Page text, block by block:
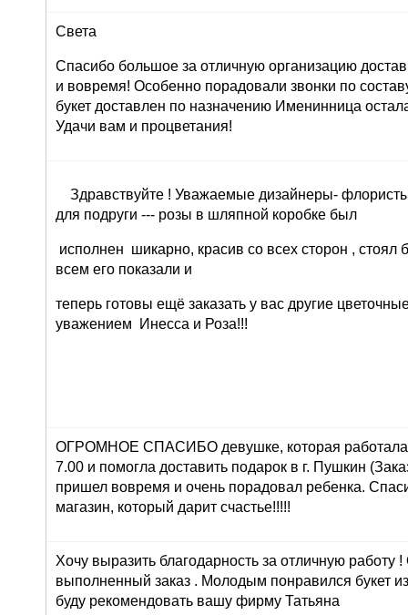
Света
Спасибо большое за отличную организацию
и вовремя! Особенно порадовали звонки по
букет доставлен по назначению Именинница
Удачи вам и процветания!
Здравствуйте ! Уважаемые дизайнеры-
для подруги --- розы в шляпной коробке был
исполнен шикарно, красив со всех сторон ,
всем его показали и
теперь готовы ещё заказать у вас другие
уважением Инесса и Роза!!!
ОГРОМНОЕ СПАСИБО девушке, которая работала
7.00 и помогла доставить подарок в г. Пушкин
пришел вовремя и очень порадовал ребенка.
магазин, который дарит счастье!!!!!
Хочу выразить благодарность за отличную работу
выполненный заказ . Молодым понравился букет
буду рекомендовать вашу фирму Татьяна